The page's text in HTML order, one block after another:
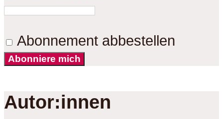
Abonnement abbestellen
Abonniere mich
Autor:innen